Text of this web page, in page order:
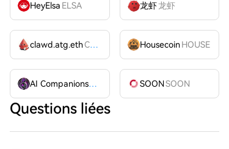
HeyElsa ELSA 龙虾龙虾
clawd.atg.ethCLAWD Housecoin HOUSE
AI Companions
AIC SOONSOON
Questions liées